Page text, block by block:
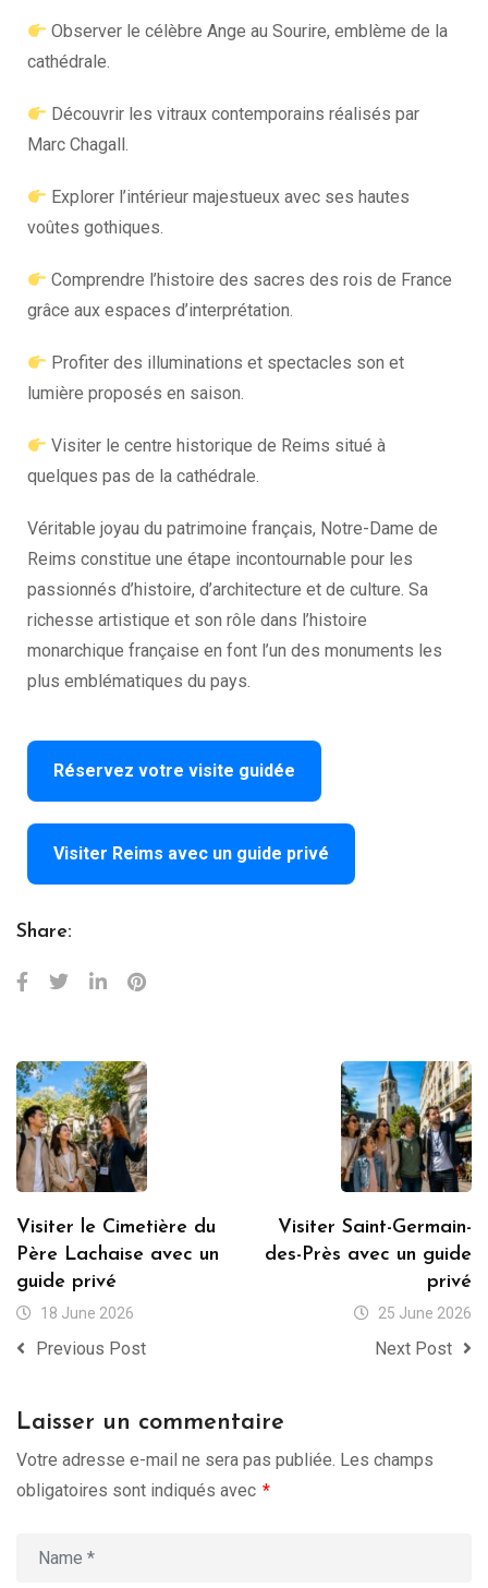
Observer le célèbre Ange au Sourire, emblème de la
cathédrale.
Découvrir les vitraux contemporains réalisés par
Marc Chagall.
Explorer l’intérieur majestueux avec ses hautes
voûtes gothiques.
Comprendre l’histoire des sacres des rois de France
grâce aux espaces d’interprétation.
Profiter des illuminations et spectacles son et
lumière proposés en saison.
Visiter le centre historique de Reims situé à
quelques pas de la cathédrale.
Véritable joyau du patrimoine français, Notre-Dame de
Reims constitue une étape incontournable pour les
passionnés d’histoire, d’architecture et de culture. Sa
richesse artistique et son rôle dans l’histoire
monarchique française en font l’un des monuments les
plus emblématiques du pays.
Réservez votre visite guidée
Visiter Reims avec un guide privé
Share:
Visiter le Cimetière du
Père Lachaise avec un
guide privé
18 June 2026
Previous Post
Visiter Saint-Germain-
des-Près avec un guide
privé
25 June 2026
Next Post
Laisser un commentaire
Votre adresse e-mail ne sera pas publiée. Les champs
obligatoires sont indiqués avec *